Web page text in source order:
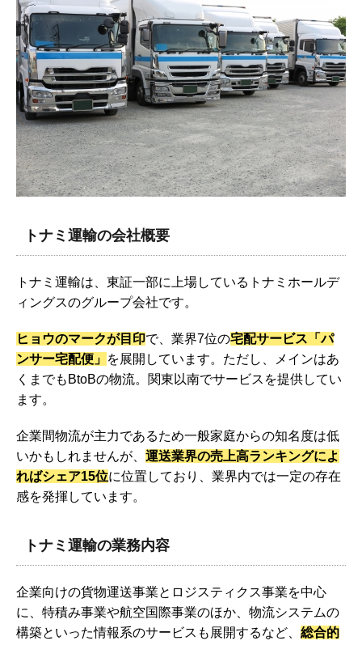
トナミ運輸の会社概要
トナミ運輸は、東証一部に上場しているトナミホールデ
ィングスのグループ会社です。
ヒョウのマークが目印で、業界7位の宅配サービス「パ
ンサー宅配便」 を展開しています。ただし、メインはあ
くまでもBtoBの物流。関東以南でサービスを提供してい
ます。
企業間物流が主力であるため一般家庭からの知名度は低
いかもしれませんが、 運送業界の売上高ランキングによ
ればシェア15位に位置しており、業界内では一定の存在
感を発揮しています。
トナミ運輸の業務内容
企業向けの貨物運送事業とロジスティクス事業を中心
に、特積み事業や航空国際事業のほか、物流システムの
構築といった情報系のサービスも展開するなど、 総合的